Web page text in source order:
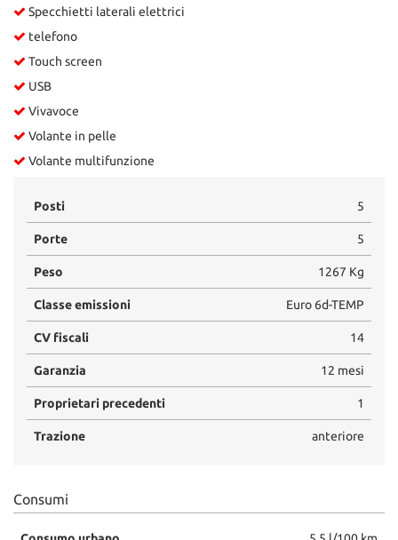
Specchietti laterali elettrici
telefono
Touch screen
USB
Vivavoce
Volante in pelle
Volante multifunzione
Posti 5
Porte 5
Peso 1267 Kg
Classe emissioni Euro 6d-TEMP
CV fiscali 14
Garanzia 12 mesi
Proprietari precedenti 1
Trazione anteriore
Consumi